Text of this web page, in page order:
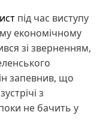
під час виступу
економічному
зі зверненням,
запевнив, що
з
не бачить у